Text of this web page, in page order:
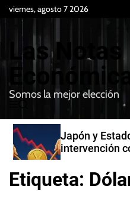
viernes, agosto 7 2026
Las Notas
Somos la mejor elección
e
n
u
B
u
c
a
Japón y
intervención
yenes
Etiqueta: